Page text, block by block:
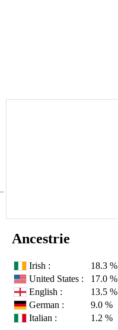
Ancestrie
Irish :
18.3 %
United States :
17.0 %
English :
13.5 %
German :
9.0 %
Italian :
1.2 %